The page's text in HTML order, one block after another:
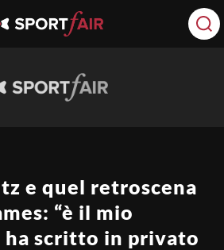
e quel retroscena
“è il mio
scritto in privato